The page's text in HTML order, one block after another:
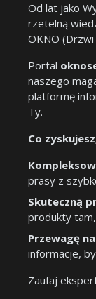
Od lat jako
rzetelną
OKNO
Portal
naszego
platformę
Ty.
Co
prasy z
Skuteczną
produkty
Przewagę
informacje,
Zaufaj